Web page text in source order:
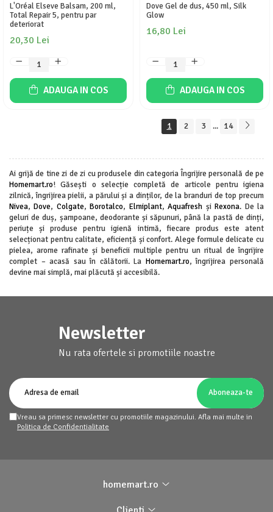
L'Oréal Elseve Balsam, 200 ml,
Total Repair 5, pentru par
deteriorat
20,30 Lei
ADAUGA IN COS
Dove Gel de dus, 450 ml, Silk
Glow
16,80 Lei
ADAUGA IN COS
1 2 3 ... 14
Ai grijă de tine zi de zi cu produsele din categoria Îngrijire personală de pe
Homemart.ro! Găsești o selecție completă de articole pentru igiena
zilnică, îngrijirea pielii, a părului și a dinților, de la branduri de top precum
Nivea,Dove, Colgate,Borotalco, Elmiplant,Aquafresh șiRexona. De la
geluri de duș, șampoane, deodorante și săpunuri, până la pastă de dinți,
periuțe și produse pentru igienă intimă, fiecare produs este atent
selecționat pentru calitate, eficiență și confort. Alege formule delicate cu
pielea, arome rafinate și beneficii multiple pentru un ritual de îngrijire
complet – acasă sau în călătorii. La Homemart.ro, îngrijirea personală
devine mai simplă, mai plăcută și accesibilă.
Newsletter
Nu rata ofertele si promotiile noastre
Vreau sa primesc newsletter cu promotiile magazinului. Afla mai multe in
Politica de Confidentialitate
homemart.ro